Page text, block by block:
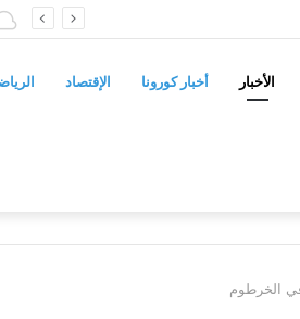
الأخبار أخبار كورونا الإقتصاد